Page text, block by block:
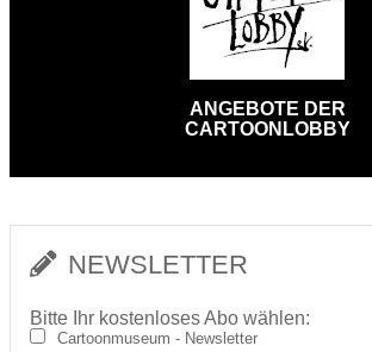
ANGEBOTE DER
CARTOONLOBBY
NEWSLETTER
Bitte Ihr kostenloses Abo wählen:
Cartoonmuseum - Newsletter